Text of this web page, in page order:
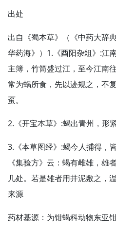
出处
出自《蜀本草》（《中药大辞
华药海》）1.《酉阳杂俎》:江
主簿，竹筒盛过江，至今江南
常为蜗所食，先以迹规之，不
虿。
2.《开宝本草》:蝎出青州，形紧
3.《本草图经》:蝎今人捕得，
《集验方》云：蝎有雌雄，雄
几处。若是雄者用井泥敷之，温
来源
药材基源：为钳蝎科动物东亚钳